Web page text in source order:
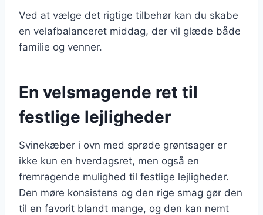
Ved at vælge det rigtige tilbehør kan du skabe
en velafbalanceret middag, der vil glæde både
familie og venner.
En velsmagende ret til
festlige lejligheder
Svinekæber i ovn med sprøde grøntsager er
ikke kun en hverdagsret, men også en
fremragende mulighed til festlige lejligheder.
Den møre konsistens og den rige smag gør den
til en favorit blandt mange, og den kan nemt